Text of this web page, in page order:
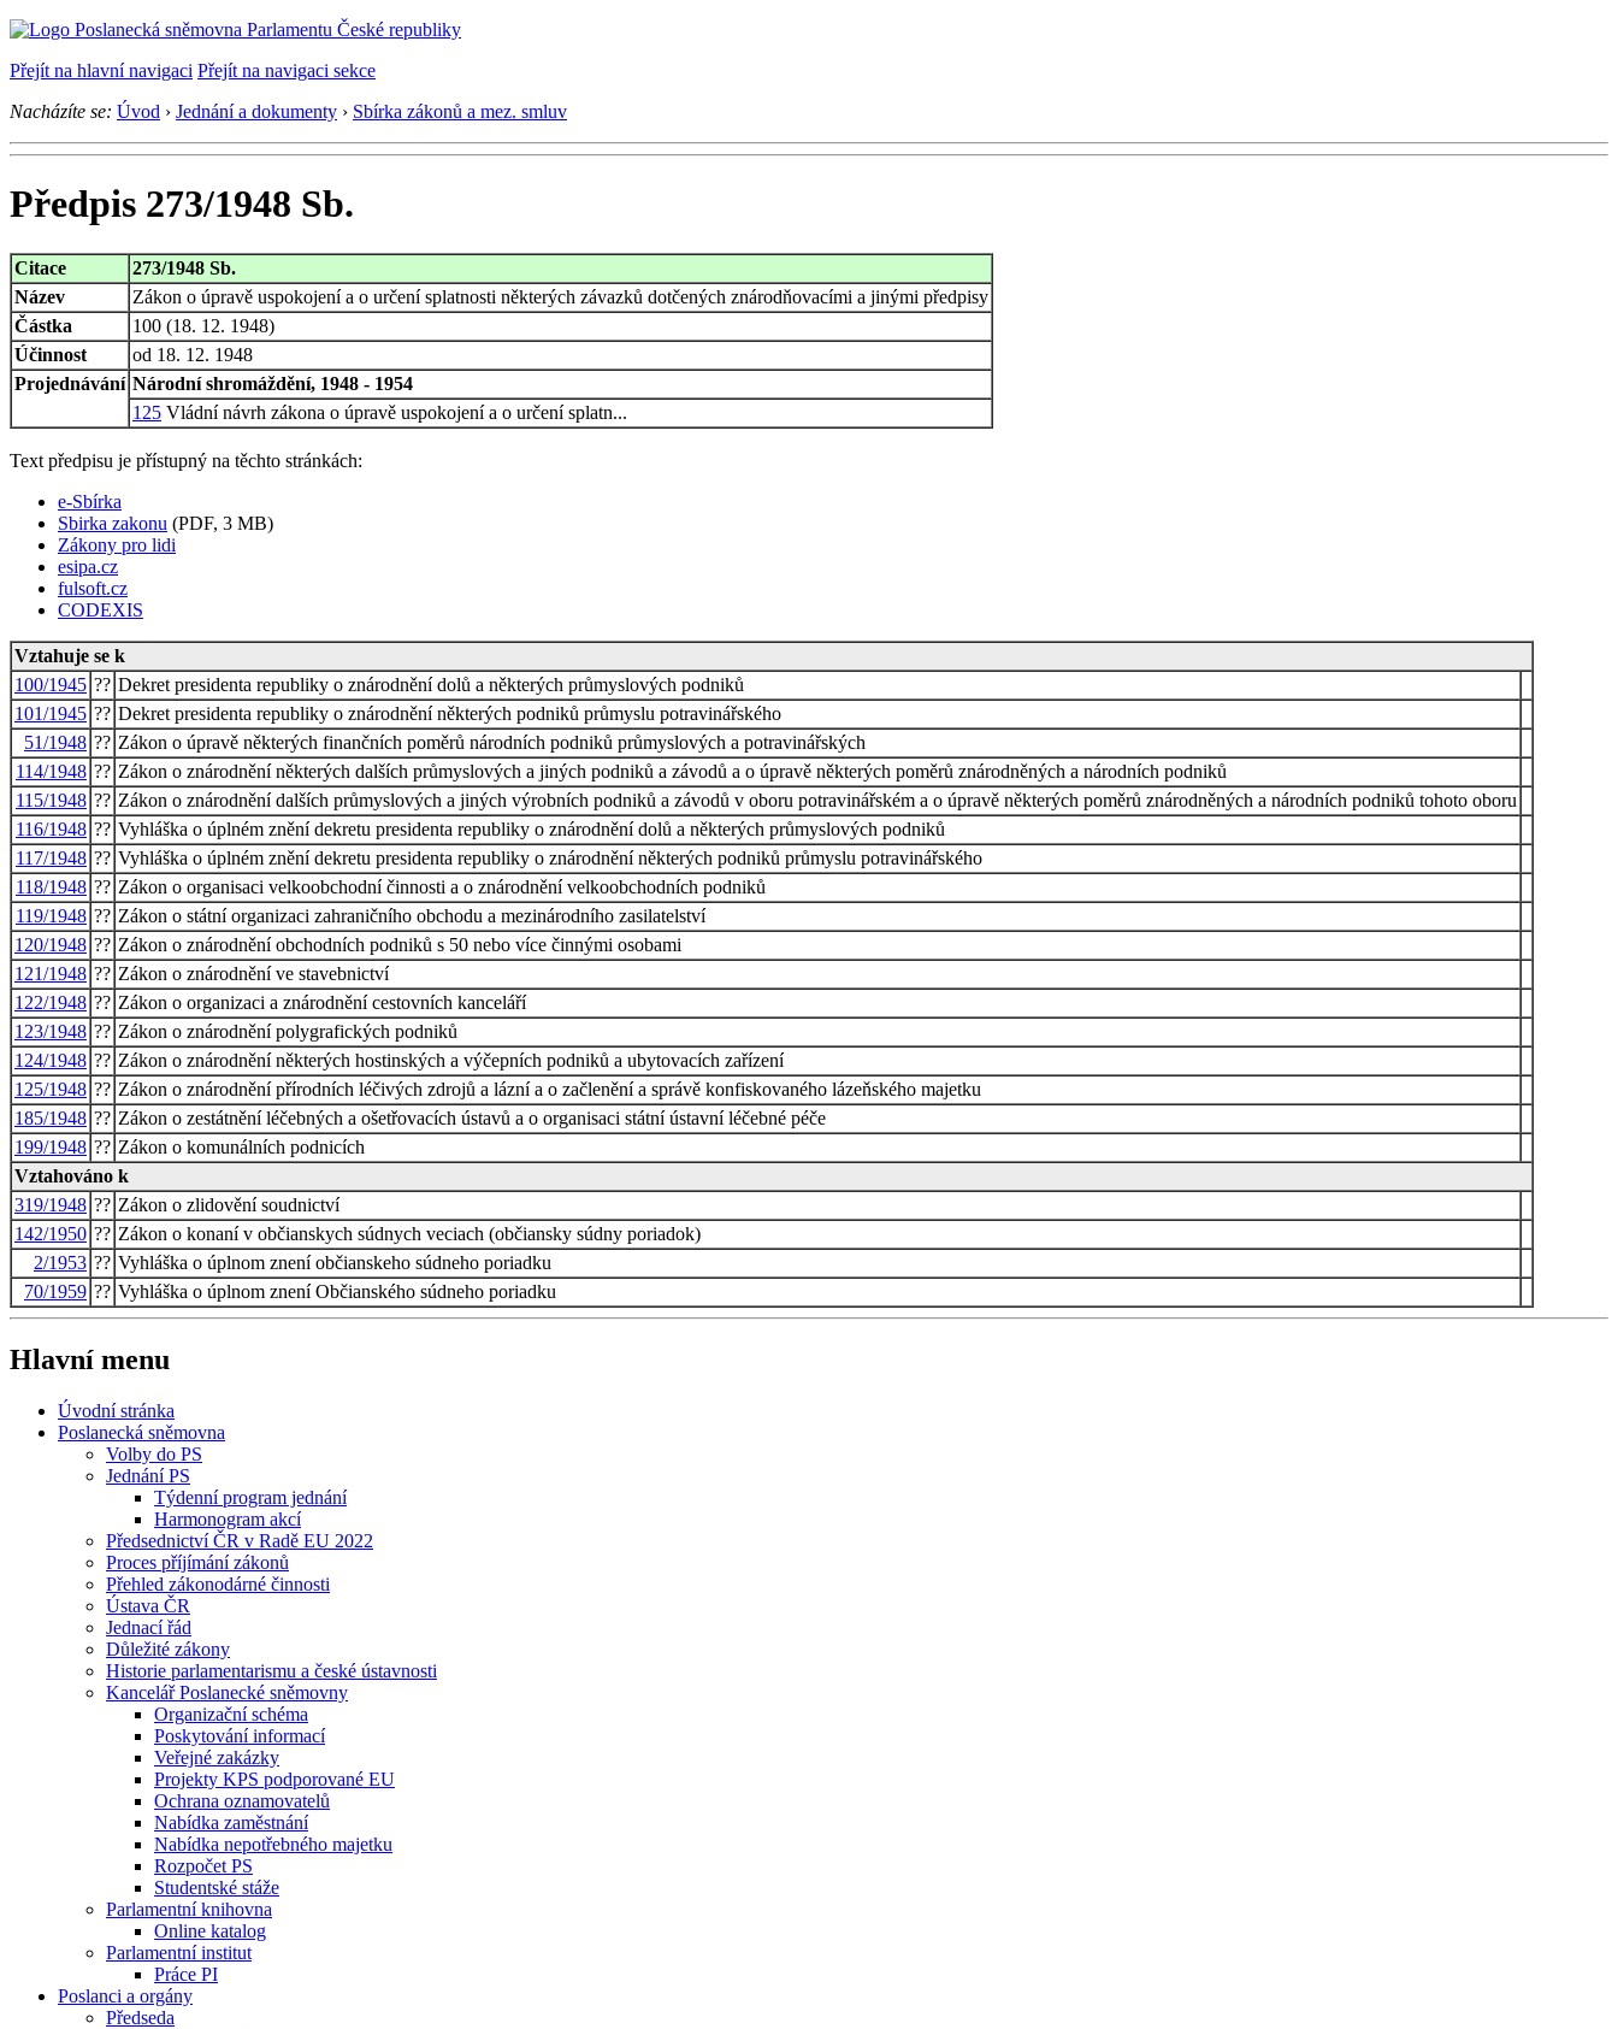
Přejít na hlavní navigaci Přejít na navigaci sekce
Nacházíte se: Úvod › Jednání a dokumenty › Sbírka zákonů a mez. smluv
Předpis 273/1948 Sb.
Citace
273/1948 Sb.
Název
Zákon o úpravě uspokojení a o určení splatnosti některých závazků dotčených znárodňovacími a jinými předpisy
Částka
100 (18. 12. 1948)
Účinnost
od 18. 12. 1948
Projednávání Národní shromáždění, 1948 - 1954
125 Vládní návrh zákona o úpravě uspokojení a o určení splatn...
Text předpisu je přístupný na těchto stránkách:
e-Sbírka
Sbirka zakonu (PDF, 3 MB)
Zákony pro lidi
esipa.cz
fulsoft.cz
CODEXIS
Vztahuje se k
100/1945 ?? Dekret presidenta republiky o znárodnění dolů a některých průmyslových podniků
101/1945 ?? Dekret presidenta republiky o znárodnění některých podniků průmyslu potravinářského
51/1948 ?? Zákon o úpravě některých finančních poměrů národních podniků průmyslových a potravinářských
114/1948 ?? Zákon o znárodnění některých dalších průmyslových a jiných podniků a závodů a o úpravě některých poměrů znárodněných a národních podniků
115/1948 ?? Zákon o znárodnění dalších průmyslových a jiných výrobních podniků a závodů v oboru potravinářském a o úpravě některých poměrů znárodněných a národních podniků tohoto oboru
116/1948 ?? Vyhláška o úplném znění dekretu presidenta republiky o znárodnění dolů a některých průmyslových podniků
117/1948 ?? Vyhláška o úplném znění dekretu presidenta republiky o znárodnění některých podniků průmyslu potravinářského
118/1948 ?? Zákon o organisaci velkoobchodní činnosti a o znárodnění velkoobchodních podniků
119/1948 ?? Zákon o státní organizaci zahraničního obchodu a mezinárodního zasilatelství
120/1948 ?? Zákon o znárodnění obchodních podniků s 50 nebo více činnými osobami
121/1948 ?? Zákon o znárodnění ve stavebnictví
122/1948 ?? Zákon o organizaci a znárodnění cestovních kanceláří
123/1948 ?? Zákon o znárodnění polygrafických podniků
124/1948 ?? Zákon o znárodnění některých hostinských a výčepních podniků a ubytovacích zařízení
125/1948 ?? Zákon o znárodnění přírodních léčivých zdrojů a lázní a o začlenění a správě konfiskovaného lázeňského majetku
185/1948 ?? Zákon o zestátnění léčebných a ošetřovacích ústavů a o organisaci státní ústavní léčebné péče
199/1948 ?? Zákon o komunálních podnicích
Vztahováno k
319/1948 ?? Zákon o zlidovění soudnictví
142/1950 ?? Zákon o konaní v občianskych súdnych veciach (občiansky súdny poriadok)
2/1953 ?? Vyhláška o úplnom znení občianskeho súdneho poriadku
70/1959 ?? Vyhláška o úplnom znení Občianského súdneho poriadku
Hlavní menu
Úvodní stránka
Poslanecká sněmovna
Volby do PS
Jednání PS
Týdenní program jednání
Harmonogram akcí
Předsednictví ČR v Radě EU 2022
Proces příjímání zákonů
Přehled zákonodárné činnosti
Ústava ČR
Jednací řád
Důležité zákony
Historie parlamentarismu a české ústavnosti
Kancelář Poslanecké sněmovny
Organizační schéma
Poskytování informací
Veřejné zakázky
Projekty KPS podporované EU
Ochrana oznamovatelů
Nabídka zaměstnání
Nabídka nepotřebného majetku
Rozpočet PS
Studentské stáže
Parlamentní knihovna
Online katalog
Parlamentní institut
Práce PI
Poslanci a orgány
Předseda